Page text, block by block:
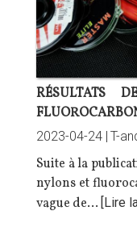
RÉSULTATS
2023-04-24 | T-
Suite à la
nylons et
vague de… [Lire